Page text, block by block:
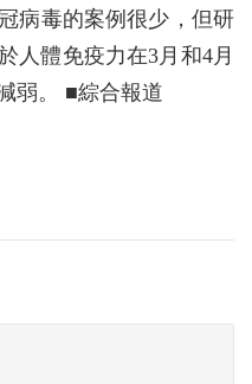
病毒的案例很少，但研
人體免疫力在3月和4月
弱。 ■綜合報道